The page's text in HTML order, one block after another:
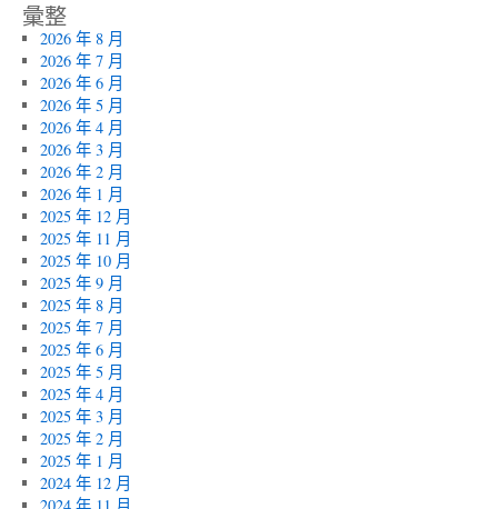
彙整
2026 年 8 月
2026 年 7 月
2026 年 6 月
2026 年 5 月
2026 年 4 月
2026 年 3 月
2026 年 2 月
2026 年 1 月
2025 年 12 月
2025 年 11 月
2025 年 10 月
2025 年 9 月
2025 年 8 月
2025 年 7 月
2025 年 6 月
2025 年 5 月
2025 年 4 月
2025 年 3 月
2025 年 2 月
2025 年 1 月
2024 年 12 月